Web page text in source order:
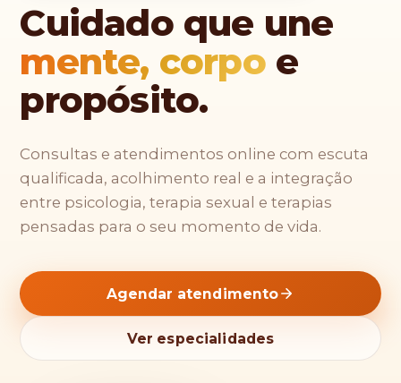
Agendar atendimento
Cuidado que une
mente, corpoe
propósito.
Consultas e atendimentos online com escuta
qualificada, acolhimento real e a integração
entre psicologia, terapia sexual e terapias
pensadas para o seu momento de vida.
Agendar atendimento
Ver especialidades